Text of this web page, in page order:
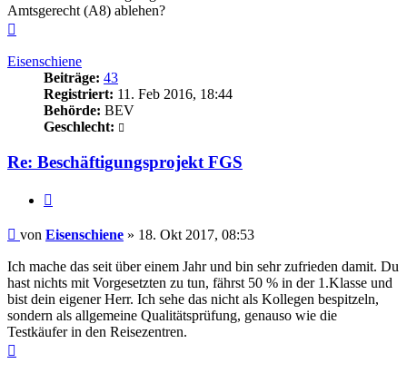
Amtsgerecht (A8) ablehen?
Eisenschiene
Beiträge: 43
Registriert: 11. Feb 2016, 18:44
Behörde: BEV
Geschlecht:
Re: Beschäftigungsprojekt FGS
Beitrag
von Eisenschiene » 18. Okt 2017, 08:53
Ich mache das seit über einem Jahr und bin sehr zufrieden damit. Du
hast nichts mit Vorgesetzten zu tun, fährst 50 % in der 1.Klasse und
bist dein eigener Herr. Ich sehe das nicht als Kollegen bespitzeln,
sondern als allgemeine Qualitätsprüfung, genauso wie die
Testkäufer in den Reisezentren.